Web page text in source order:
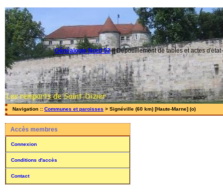
Généalogie Nord 52||Dépouillement de tables et actes
Navigation :: Communes et paroisses > Signéville (60 km) [Haute-Marne] (o)
Accès membres
Connexion
Conditions d'accès
Contact